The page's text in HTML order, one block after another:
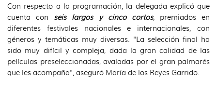
Con respecto a la programación, la delegada explicó que
cuenta con seis largos y cinco cortos, premiados en
diferentes festivales nacionales e internacionales, con
géneros y temáticas muy diversas. "La selección final ha
sido muy difícil y compleja, dada la gran calidad de las
películas preseleccionadas, avaladas por el gran palmarés
que les acompaña", aseguró María de los Reyes Garrido.